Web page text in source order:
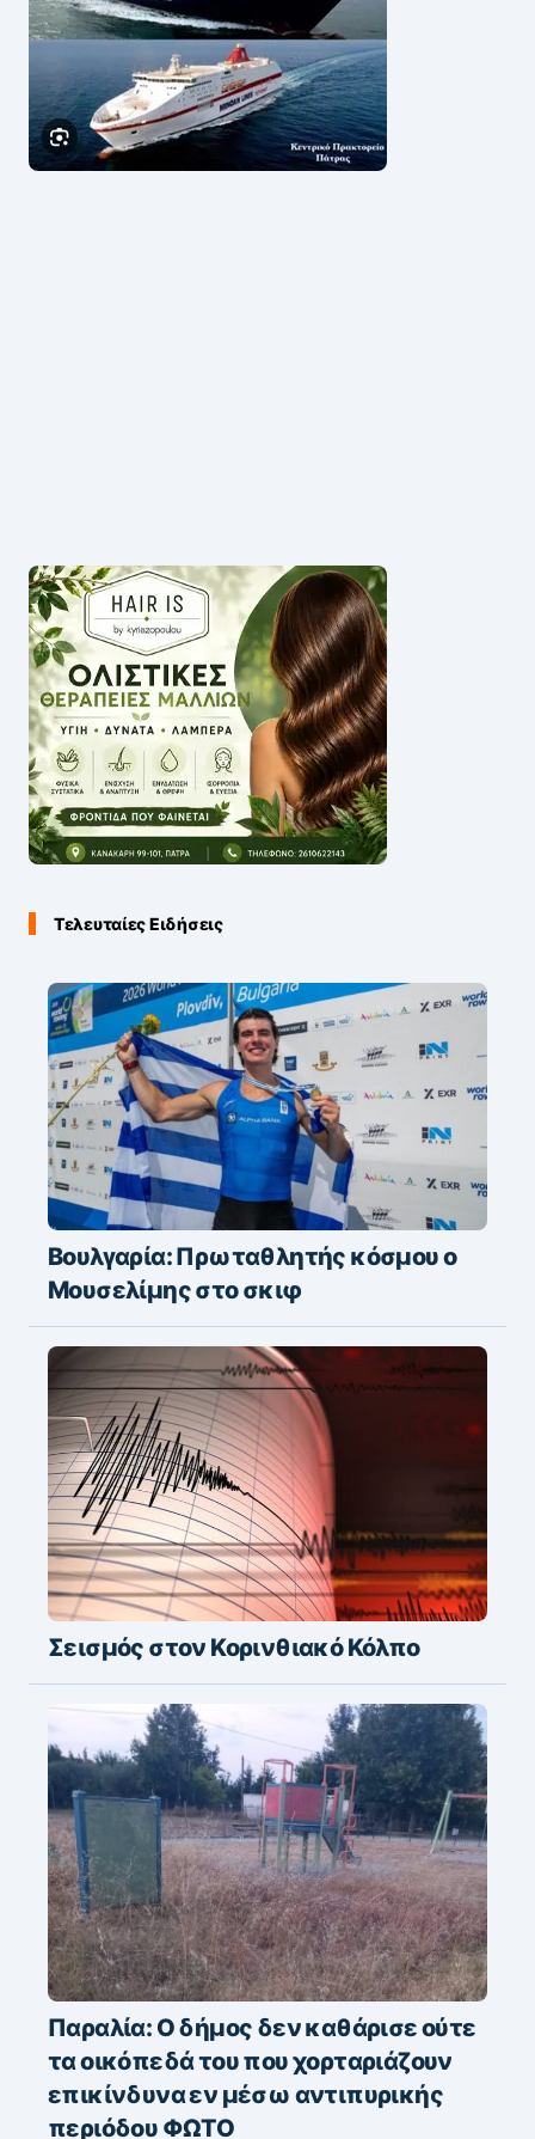
Τελευταίες Ειδήσεις
Βουλγαρία: Πρωταθλητής κόσμου ο
Μουσελίμης στο σκιφ
Σεισμός στον Κορινθιακό Κόλπο
Παραλία: Ο δήμος δεν καθάρισε ούτε
τα οικόπεδά του που χορταριάζουν
επικίνδυνα εν μέσω αντιπυρικής
περιόδου ΦΩΤΟ